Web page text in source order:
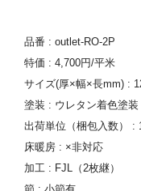
品番 : outlet-RO-2P
特価 : 4,700円/平米
サイズ(厚×幅×長mm) :
塗装 : ウレタン着色塗装
出荷単位（梱包入数） :
床暖房 : ×非対応
加工 : FJL（2枚継）